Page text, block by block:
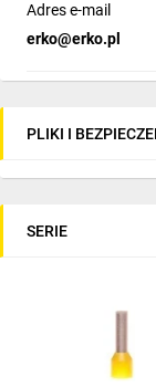
Adres e-mail
erko@erko.pl
PLIKI I
SERIE